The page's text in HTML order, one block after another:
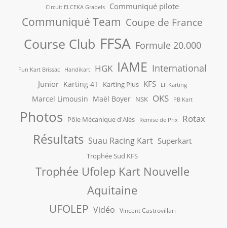
Circuit ELCEKA Grabels Communiqué pilote
Communiqué Team Coupe de France
Course Club FFSA Formule 20.000
Fun Kart Brissac Handikart HGK IAME International
Junior Karting 4T Karting Plus KFS LF Karting
Marcel Limousin Maël Boyer NSK OKS PB Kart
Photos Pôle Mécanique d'Alès Remise de Prix Rotax
Résultats Suau Racing Kart Superkart
Trophée Sud KFS
Trophée Ufolep Kart Nouvelle
Aquitaine
UFOLEP Vidéo Vincent Castrovillari